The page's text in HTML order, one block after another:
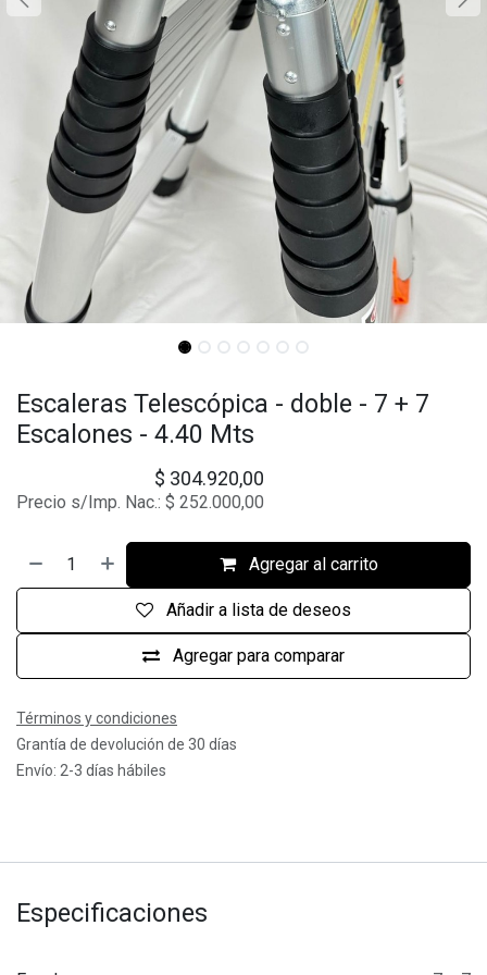
Escaleras Telescópica - doble - 7 + 7
Escalones - 4.40 Mts
$ 304.920,00
Precio s/Imp. Nac.: $ 252.000,00
Agregar al carrito
Agregar para comparar
Añadir a lista de deseos
Términos y condiciones
Grantía de devolución de 30 días
Envío: 2-3 días hábiles
Especificaciones